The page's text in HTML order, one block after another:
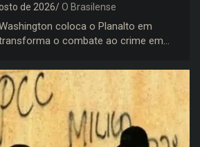
de 2026 O Brasilense
coloca o Planalto em
o combate ao crime em…